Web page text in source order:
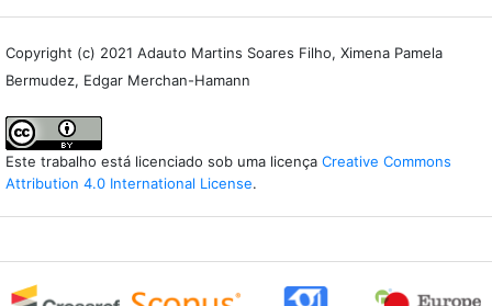
Copyright (c) 2021 Adauto Martins Soares Filho, Ximena Pamela
Bermudez, Edgar Merchan-Hamann
Este trabalho está licenciado sob uma licença Creative Commons
Attribution 4.0 International License.